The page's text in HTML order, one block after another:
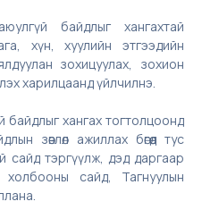
байдлыг хангахтай
хүн, хуулийн этгээдийн
зохицуулах, зохион
харилцаанд үйлчилнэ.
байдлыг хангах тогтолцоонд
зөвлөл ажиллах бөгөөд тус
сайд тэргүүлж, дэд даргаар
сайд, Тагнуулын